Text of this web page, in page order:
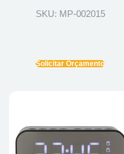
SKU: MP-002015
Solicitar Orçamento